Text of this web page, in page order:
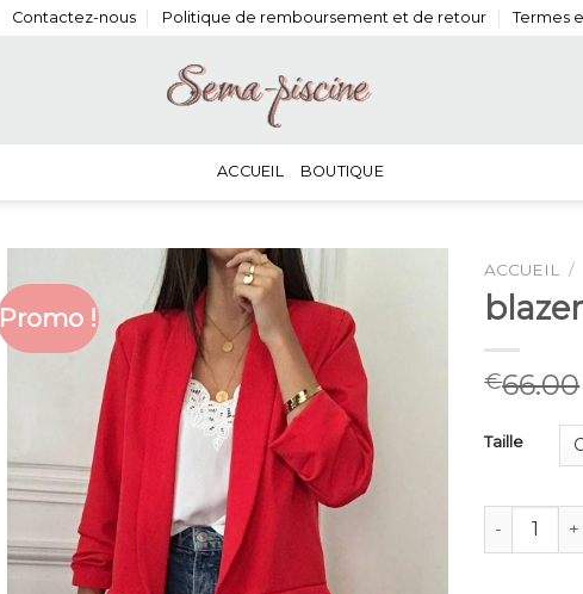
Contactez-nous Politique de remboursement et de retour Termes
ACCUEIL BOUTIQUE
Promo !
ACCUEIL /
€66.00
Taille
quantité